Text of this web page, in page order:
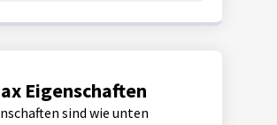
Eigenschaften
sind wie unten